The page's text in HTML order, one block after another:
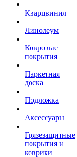
Кварцвинил
Линолеум
Ковровые
покрытия
Паркетная
доска
Подложка
Аксессуары
Грязезащитные
покрытия и
коврики